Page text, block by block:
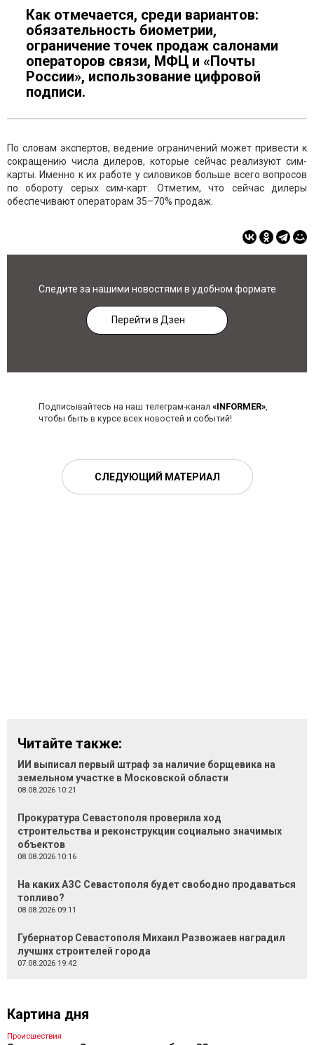
Как отмечается, среди вариантов:
обязательность биометрии,
ограничение точек продаж салонами
операторов связи, МФЦ и «Почты
России», использование цифровой
подписи.
По словам экспертов, ведение ограничений может привести к
сокращению числа дилеров, которые сейчас реализуют сим-
карты. Именно к их работе у силовиков больше всего вопросов
по обороту серых сим-карт. Отметим, что сейчас дилеры
обеспечивают операторам 35–70% продаж.
Следите за нашими новостями в удобном формате
Перейти в Дзен
Подписывайтесь на наш телеграм-канал «INFORMER»,
чтобы быть в курсе всех новостей и событий!
СЛЕДУЮЩИЙ МАТЕРИАЛ
Читайте также:
ИИ выписал первый штраф за наличие борщевика на
земельном участке в Московской области
08.08.2026 10:21
Прокуратура Севастополя проверила ход
строительства и реконструкции социально значимых
объектов
08.08.2026 10:16
На каких АЗС Севастополя будет свободно продаваться
топливо?
08.08.2026 09:11
Губернатор Севастополя Михаил Развожаев наградил
лучших строителей города
07.08.2026 19:42
Картина дня
Происшествия